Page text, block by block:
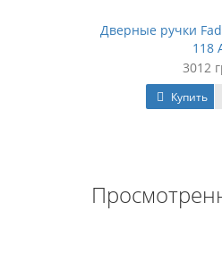
Дверные ручки
118
3012
Купить